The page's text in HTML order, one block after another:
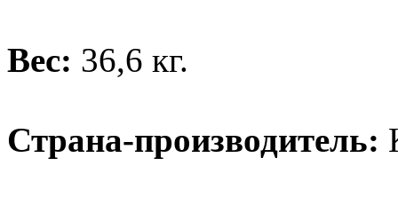
Вес: 36,6 кг.
Страна-производитель: